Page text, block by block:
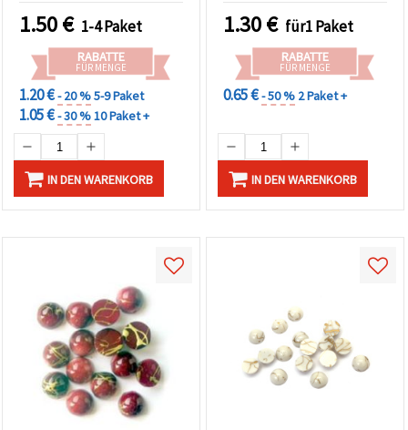
Stk.), für
Schmuckherstellung
(Armbänder, Halsketten,
DIY)
1.50€ 1-4 Paket
RABATTE
FÜR MENGE
1.20 €- 20 %5-9 Paket
1.05 €- 30 %10 Paket +
IN DEN WARENKORB
1.30€ für1 Paket
RABATTE
FÜR MENGE
0.65 €- 50 % 2 Paket +
IN DEN WARENKORB